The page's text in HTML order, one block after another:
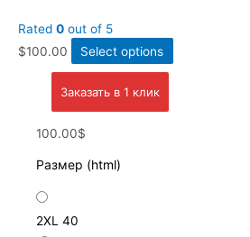
Rated 0 out of 5
$100.00 Select options
Заказать в 1 клик
100.00$
Размер (html)
2XL 40